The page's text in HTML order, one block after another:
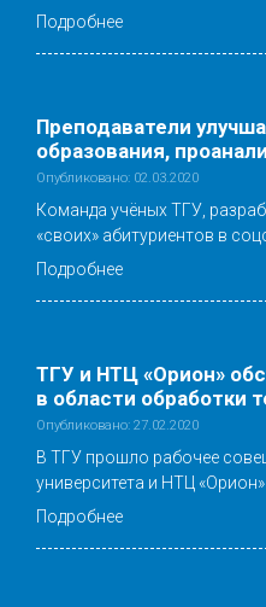
Подробнее
Преподаватели
образования,
Опубликовано: 02.03.2020
Команда учёных ТГУ,
«своих» абитуриентов в
Подробнее
ТГУ и НТЦ «Орион»
в области обработки
Опубликовано: 27.02.2020
В ТГУ прошло рабочее
университета и НТЦ «Орион»
Подробнее